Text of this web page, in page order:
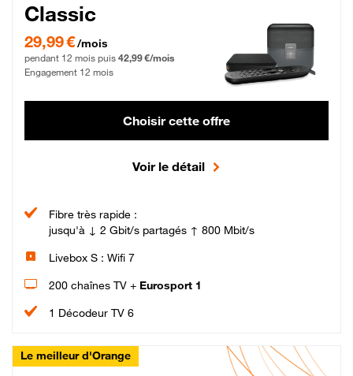
Classic
29,99 € par mois pendant 12 mois puis 42,99 € par mois, Engagement 12 mois
29,99 €/mois
pendant 12 mois puis 42,99 €/mois
Engagement 12 mois
Choisir cette offre
Voir le détail
Fibre très rapide :
jusqu'à ↓ 2 Gbit/s partagés ↑ 800 Mbit/s
Livebox S : Wifi 7
200 chaînes TV + Eurosport 1
1 Décodeur TV 6
Le meilleur d'Orange